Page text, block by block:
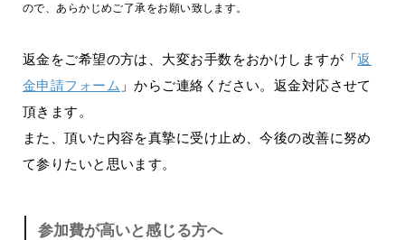
ので、あらかじめご了承をお願い致します。
返金をご希望の方は、大変お手数をおかけしますが「返
金申請フォーム 」からご連絡ください。返金対応させて
頂きます。
また、頂いた内容を真摯に受け止め、今後の改善に努め
て参りたいと思います。
参加費が高いと感じる方へ